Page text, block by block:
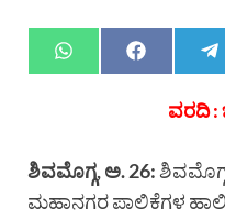
ವರದಿ :
ಶಿವಮೊಗ್ಗ, ಅ. 26:
ಮಹಾನಗರ ಪಾಲಿಕೆಗಳ